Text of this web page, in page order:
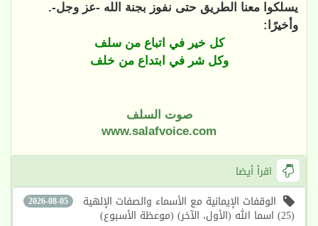
يسلكوا معنا الطريق حتى نفوز بجنة الله -عز وجل-.
وأخيرًا:
كل خير في اتباع من سلف
وكل شر في ابتداع من خلف
صوت السلف
www.salafvoice.com
اقرأ أيضا
2026-08-05 الوقفات الإيمانية مع الأسماء والصفات الإلهية
(25) اسما الله (الأول، الآخر) (موعظة الأسبوع)